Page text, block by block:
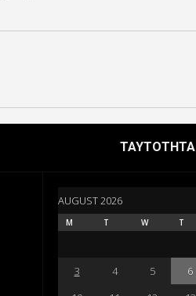
ΤΑΥΤΟΤΗΤΑ
AUGUST 2026
M T W T
3
4 5 6